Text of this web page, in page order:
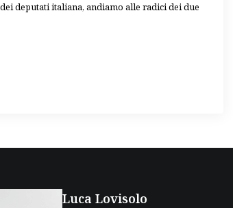
deputati italiana, andiamo alle radici dei due
Luca Lovisolo